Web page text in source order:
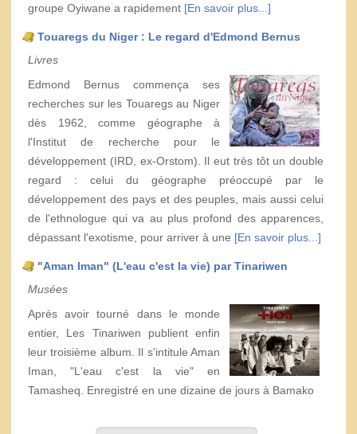
groupe Oyiwane a rapidement [En savoir plus...]
Touaregs du Niger : Le regard d'Edmond Bernus
Livres
Edmond Bernus commença ses
recherches sur les Touaregs au Niger
dès 1962, comme géographe à
l'Institut de recherche pour le
développement (IRD, ex-Orstom). Il eut très tôt un double
regard : celui du géographe préoccupé par le
développement des pays et des peuples, mais aussi celui
de l'ethnologue qui va au plus profond des apparences,
dépassant l'exotisme, pour arriver à une [En savoir plus...]
"Aman Iman" (L'eau c'est la vie) par Tinariwen
Musées
Après avoir tourné dans le monde
entier, Les Tinariwen publient enfin
leur troisième album. Il s'intitule Aman
Iman, "L'eau c'est la vie" en
Tamasheq. Enregistré en une dizaine de jours à Bamako